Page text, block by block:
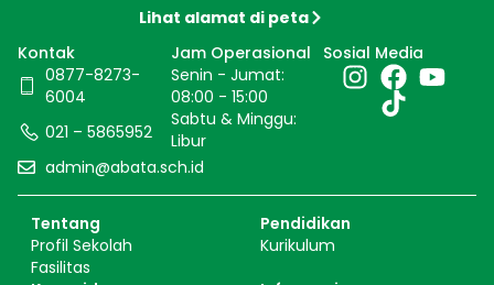
Lihat alamat di peta
Kontak
0877-8273-
6004
021 – 5865952
admin@abata.sch.id
Jam Operasional
Senin - Jumat:
08:00 - 15:00
Sabtu & Minggu:
Libur
Sosial Media
Tentang
Profil Sekolah
Fasilitas
Pendidikan
Kurikulum